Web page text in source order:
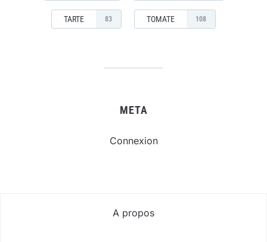
TARTE 83 TOMATE 108
META
Connexion
A propos